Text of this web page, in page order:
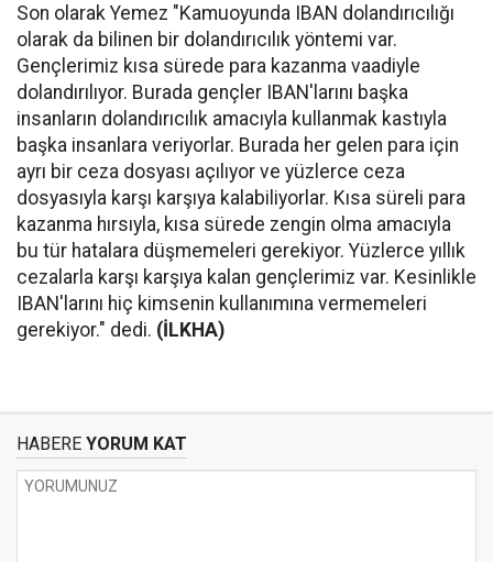
Son olarak Yemez "Kamuoyunda IBAN dolandırıcılığı
olarak da bilinen bir dolandırıcılık yöntemi var.
Gençlerimiz kısa sürede para kazanma vaadiyle
dolandırılıyor. Burada gençler IBAN'larını başka
insanların dolandırıcılık amacıyla kullanmak kastıyla
başka insanlara veriyorlar. Burada her gelen para için
ayrı bir ceza dosyası açılıyor ve yüzlerce ceza
dosyasıyla karşı karşıya kalabiliyorlar. Kısa süreli para
kazanma hırsıyla, kısa sürede zengin olma amacıyla
bu tür hatalara düşmemeleri gerekiyor. Yüzlerce yıllık
cezalarla karşı karşıya kalan gençlerimiz var. Kesinlikle
IBAN'larını hiç kimsenin kullanımına vermemeleri
gerekiyor." dedi. (İLKHA)
HABERE YORUM KAT